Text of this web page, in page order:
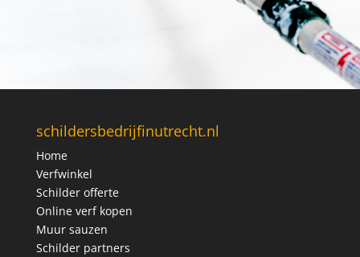
schildersbedrijfinutrecht.nl
Home
Verfwinkel
Schilder offerte
Online verf kopen
Muur sauzen
Schilder partners